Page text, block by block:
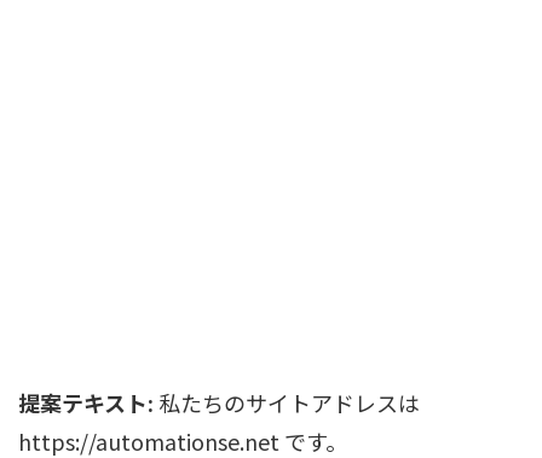
提案テキスト: 私たちのサイトアドレスは
https://automationse.net です。